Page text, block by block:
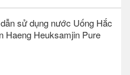
sử dụng nước Uống Hắc
Haeng Heuksamjin Pure